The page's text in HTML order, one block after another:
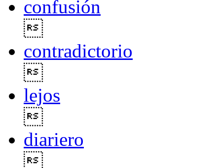
confusión
contradictorio
lejos
diariero